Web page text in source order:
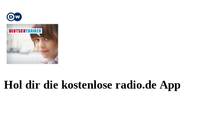
Hol dir die kostenlose radio.de App